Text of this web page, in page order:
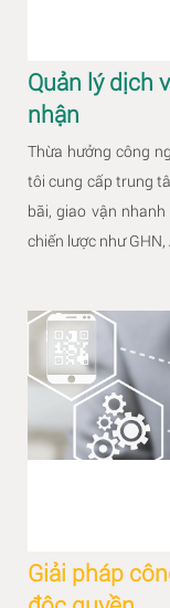
Quản lý dịch
nhận
Thừa hưởng công
tôi cung cấp trung
bãi, giao vận
chiến lược như
Giải pháp